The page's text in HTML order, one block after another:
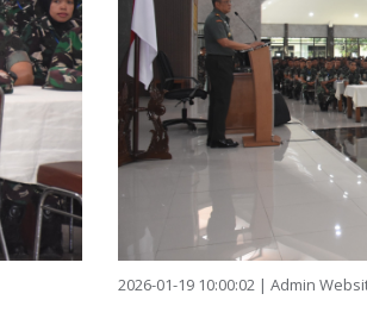
2026-01-19 10:00:02 | Admin